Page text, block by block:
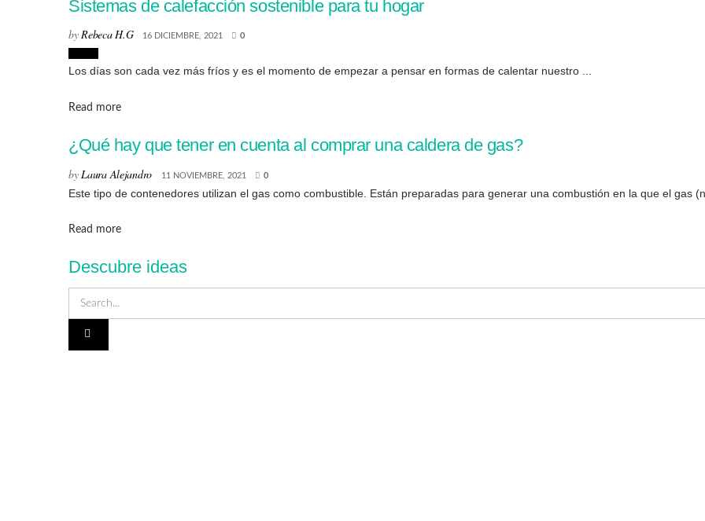
Sistemas de calefacción sostenible para tu hogar
byRebeca H.G 16 DICIEMBRE, 2021 0
Los días son cada vez más fríos y es el momento de empezar a pensar en formas de calentar nuestro ...
Read moreDetails
¿Qué hay que tener en cuenta al comprar una caldera de gas?
by Laura Alejandro 11 NOVIEMBRE, 2021 0
Este tipo de contenedores utilizan el gas como combustible. Están preparadas para generar una combustión en la que el gas
Read moreDetails
Descubre ideas